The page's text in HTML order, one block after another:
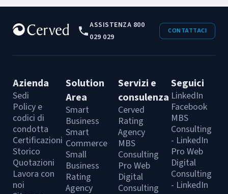
ASSISTENZA 800
029 029
CONTATTACI
Azienda
Sedi
Policy e
codici di
condotta
Certificazioni
Storico
Quotazioni
Lavora con
noi
Solution
Area
Smart
Business
Smart
Commerce
Small
Business
Rating
Agency
Servizi e
consulenza
Cerved
Rating
Agency
MBS
Consulting
Pro Web
Digital
Consulting
Seguici
LinkedIn
Facebook
MBS
Consulting
- LinkedIn
Pro Web
Digital
Consulting
- LinkedIn